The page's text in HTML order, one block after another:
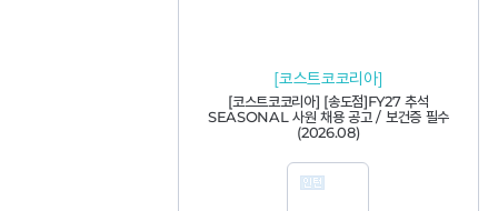
[코스트코코리아]
[코스트코코리아] [송도점]FY27 추석
SEASONAL 사원 채용 공고 / 보건증 필수
(2026.08)